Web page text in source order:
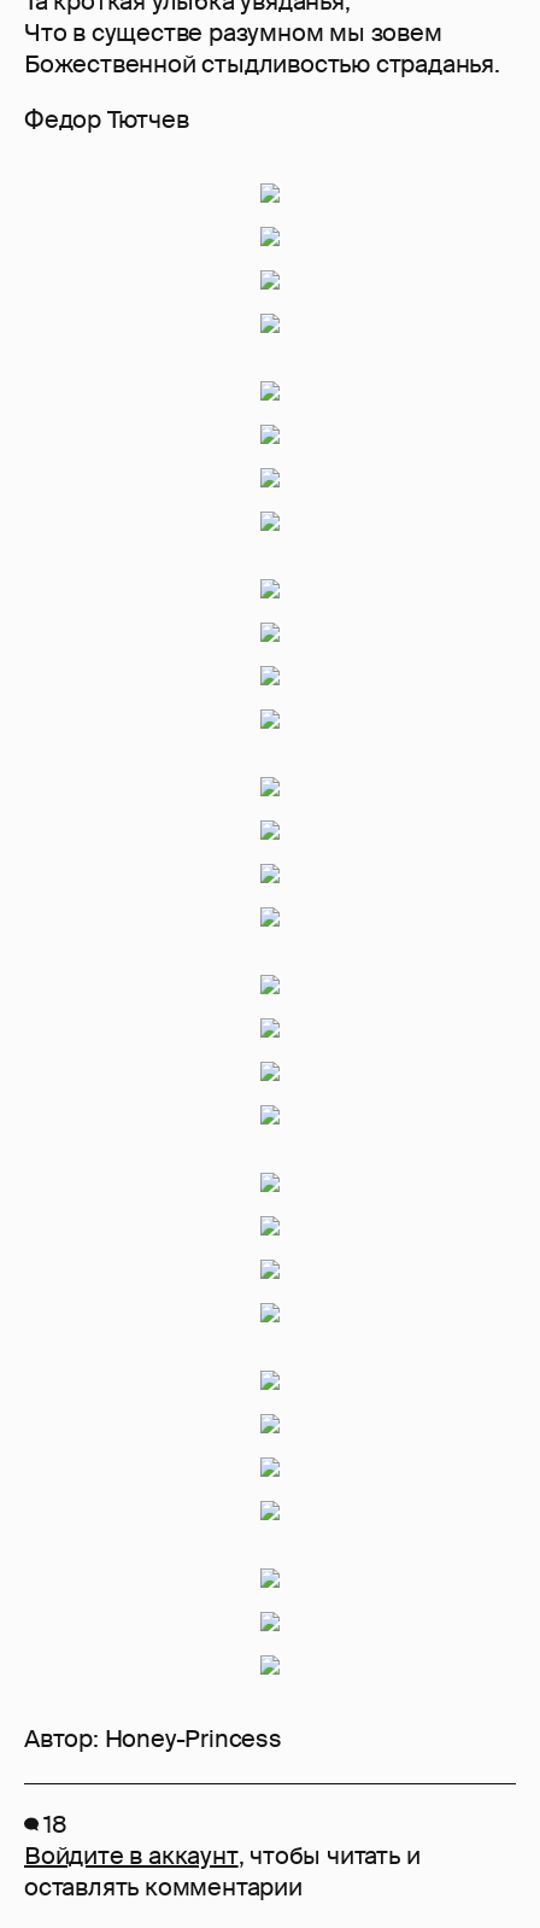
Что в существе разумном мы зовем
Божественной стыдливостью страданья.
Федор Тютчев
Автор: Honey-Princess
18
Войдите в аккаунт, чтобы читать и
оставлять комментарии